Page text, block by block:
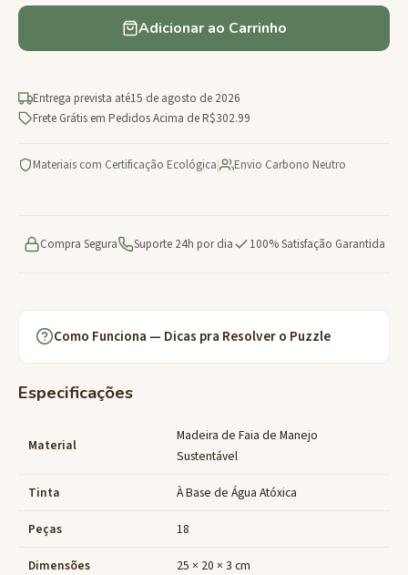
Adicionar ao Carrinho
Entrega prevista até15 de agosto de 2026
Frete Grátis em Pedidos Acima de R$302.99
Materiais com Certificação Ecológica| Envio Carbono Neutro
Compra Segura Suporte 24h por dia 100% Satisfação Garantida
Como Funciona — Dicas pra Resolver o Puzzle
Especificações
Material
Madeira de Faia de Manejo
Sustentável
Tinta À Base de Água Atóxica
Peças 18
Dimensões 25 × 20 × 3 cm